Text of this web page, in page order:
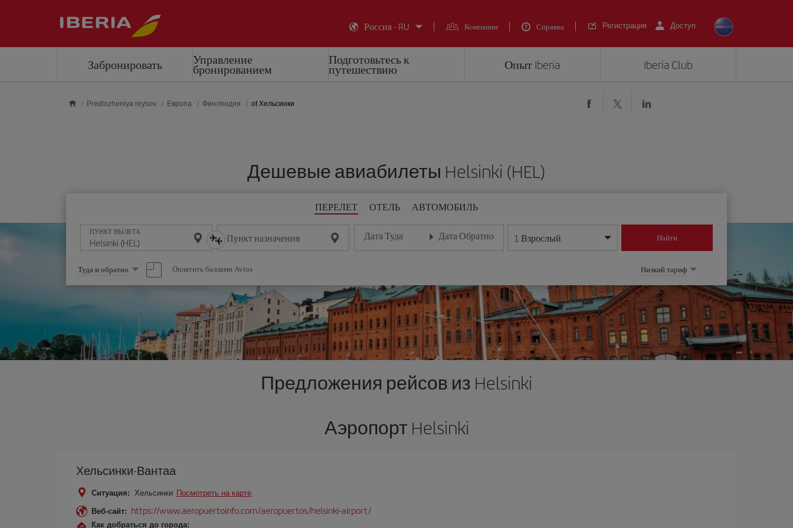
Россия - RU
Компании Справка Регистрация Доступ
Забронировать Управление
бронированием
Подготовьтесь к
путешествию Опыт Iberia Iberia Club
Predlozheniya reysov Европа Финляндия ot Хельсинки
Дешевые авиабилеты Helsinki (HEL)
ПЕРЕЛЕТ ОТЕЛЬ АВТОМОБИЛЬ
ПУНКТ ВЫЛЕТА Пункт назначения Дата Туда
Введите дату в формате день/месяц/год
Дата Обратно
Введите дату в формате день/месяц/год
1 Взрослый Найти
Выберите
опцию
Туда и обратно Оплатить баллами Avios Низкий тариф
Предложения рейсов из Helsinki
Аэропорт Helsinki
Хельсинки-Вантаа
Ситуация: Хельсинки Посмотреть на карте
Веб-сайт: https://www.aeropuertoinfo.com/aeropuertos/helsinki-airport/
Как добраться до города: